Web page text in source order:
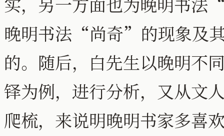
晚明书法“尚奇”的现象及
的。随后，白先生以晚明不
铎为例，进行分析，又从文
爬梳，来说明晚明书家多喜